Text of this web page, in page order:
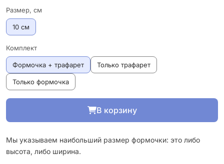
Размер, см
10 см
Комплект
Формочка + трафарет Только трафарет
Только формочка
В корзину
Мы указываем наибольший размер формочки: это либо
высота, либо ширина.